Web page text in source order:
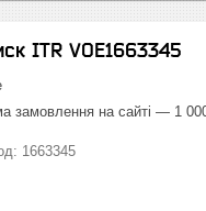
ITR VOE1663345
замовлення на сайті — 1
1663345